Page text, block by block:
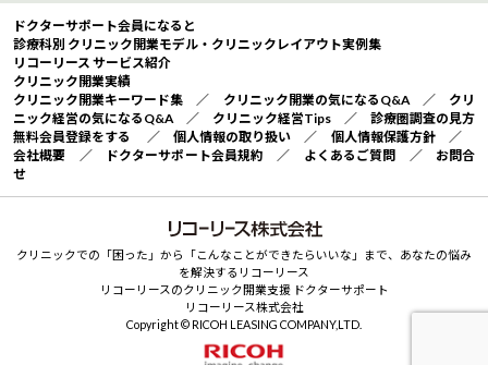
ドクターサポート会員になると
診療科別 クリニック開業モデル・クリニックレイアウト実例集
リコーリース サービス紹介
クリニック開業実績
クリニック開業キーワード集 ／ クリニック開業の気になるQ&A／ クリ
ニック経営の気になるQ&A／ クリニック経営Tips／ 診療圏調査の見方
無料会員登録をする
／ 個人情報の取り扱い ／ 個人情報保護方針 ／
会社概要 ／ ドクターサポート会員規約 ／ よくあるご質問 ／ お問合
せ
クリニックでの「困った」から「こんなことができたらいいな」まで、あなたの悩み
を解決するリコーリース
リコーリースのクリニック開業支援 ドクターサポート
リコーリース株式会社
Copyright © RICOH LEASING COMPANY,LTD.